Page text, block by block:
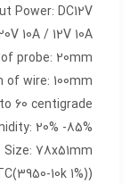
Power: DC12V
10A / 12V 10A
probe: 20mm
of wire: 100mm
60 centigrade
20% -85%
Size: 78x51mm
(temperature sensor: NTC(3950-10k 1%)